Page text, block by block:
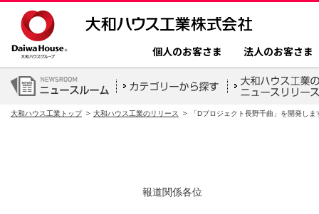
個人のお客さま 法人のお客さま
大和ハウス工業トップ 大和ハウス工業のリリース 「Dプロジェクト長野千曲」を開発しま
報道関係各位